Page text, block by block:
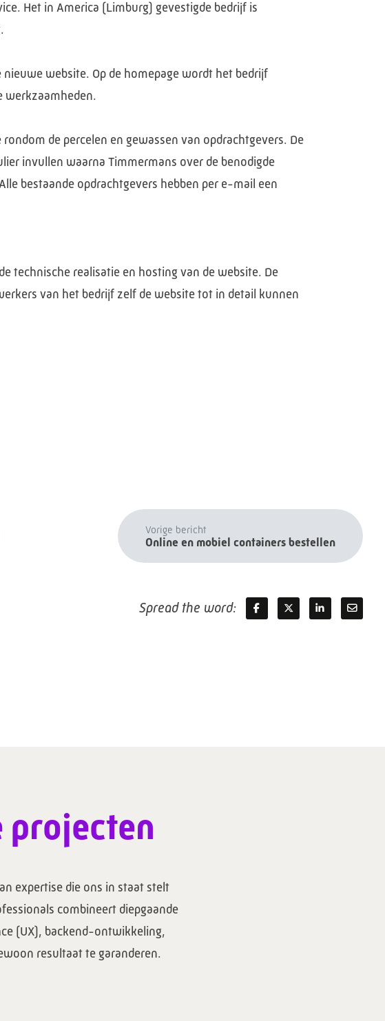
Het in America (Limburg) gevestigde bedrijf is
website. Op de homepage wordt het bedrijf
werkzaamheden.
de percelen en gewassen van opdrachtgevers. De
invullen waarna Timmermans over de benodigde
bestaande opdrachtgevers hebben per e-mail een
technische realisatie en hosting van de website. De
van het bedrijf zelf de website tot in detail kunnen
Vorige bericht
Online en mobiel containers bestellen
Spread the word:
projecten
expertise die ons in staat stelt
combineert diepgaande
(UX), backend-ontwikkeling,
resultaat te garanderen.